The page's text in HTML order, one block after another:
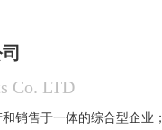
Co. LTD
销售于一体的综合型企业；